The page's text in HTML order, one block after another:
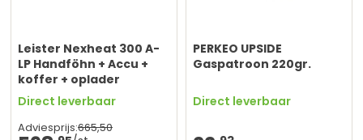
Leister Nexheat 300 A-
LP Handföhn + Accu +
koffer + oplader
Direct leverbaar
Adviesprijs:665,50
PERKEO UPSIDE
Gaspatroon 220gr.
Direct leverbaar